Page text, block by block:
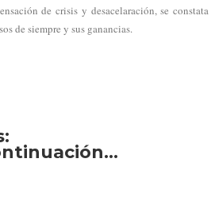
de crisis y desacelaración, se constata
de siempre y sus ganancias.